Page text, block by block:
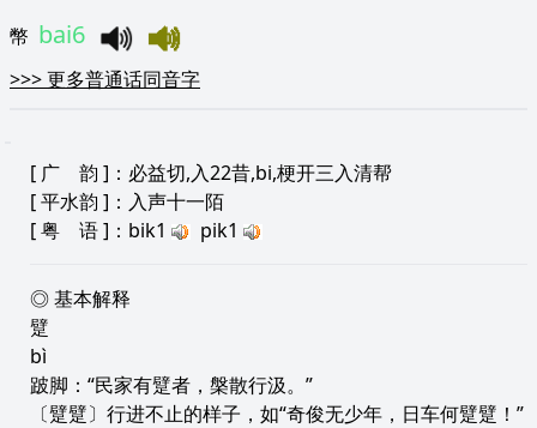
幣 bai6
>>>更多普通话同音字
[ 广 韵 ]：必益切,入22昔,bi,梗开三入清帮
[平水韵 ]：入声十一陌
[粤 语]：bik1 pik1
◎ 基本解释
躄
bì
跛脚：“民家有躄者，槃散行汲。”
〔躄躄〕行进不止的样子，如“奇俊无少年，日车何躄躄！”